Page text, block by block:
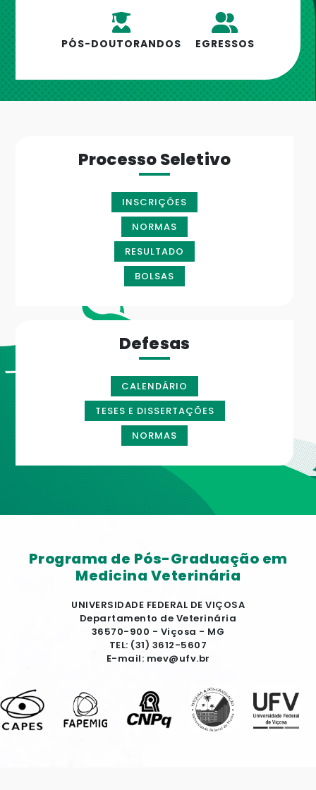
PÓS-DOUTORANDOS EGRESSOS
Processo Seletivo
INSCRIÇÕES
NORMAS
RESULTADO
BOLSAS
Defesas
CALENDÁRIO
TESES E DISSERTAÇÕES
NORMAS
Programa de Pós-Graduação em
Medicina Veterinária
UNIVERSIDADE FEDERAL DE VIÇOSA
Departamento de Veterinária
36570-900 - Viçosa - MG
TEL: (31) 3612-5607
E-mail: mev@ufv.br